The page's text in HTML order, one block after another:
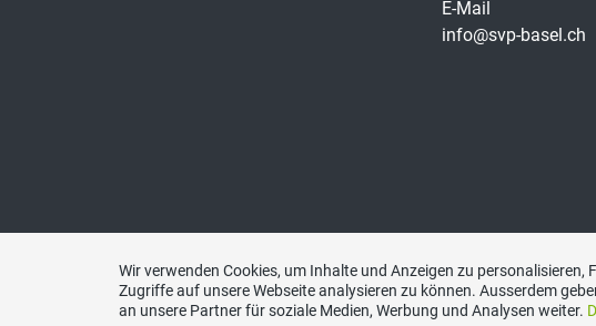
E-Mail
info@svp-basel.ch
Wir verwenden Cookies, um Inhalte und Anzeigen zu
Zugriffe auf unsere Webseite analysieren zu können. Ausserdem
an unsere Partner für soziale Medien, Werbung und Analysen weiter.